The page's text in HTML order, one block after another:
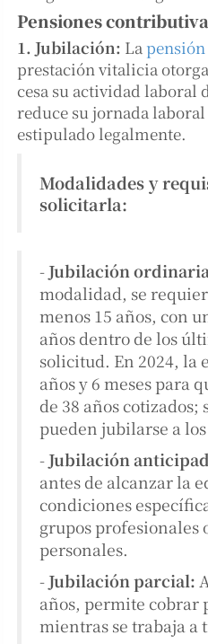
Pensiones
1. Jubilación: La
prestación vitalicia
cesa su actividad laboral
reduce su jornada
estipulado legalmente.
Modalidades y
solicitarla:
- Jubilación
modalidad, se
menos 15 años, con
años dentro de los
solicitud. En 2024, la
años y 6 meses para
de 38 años cotizados;
pueden jubilarse a los
- Jubilación
antes de alcanzar la
condiciones
grupos profesionales
personales.
- Jubilación parcial:
años, permite cobrar
mientras se trabaja a